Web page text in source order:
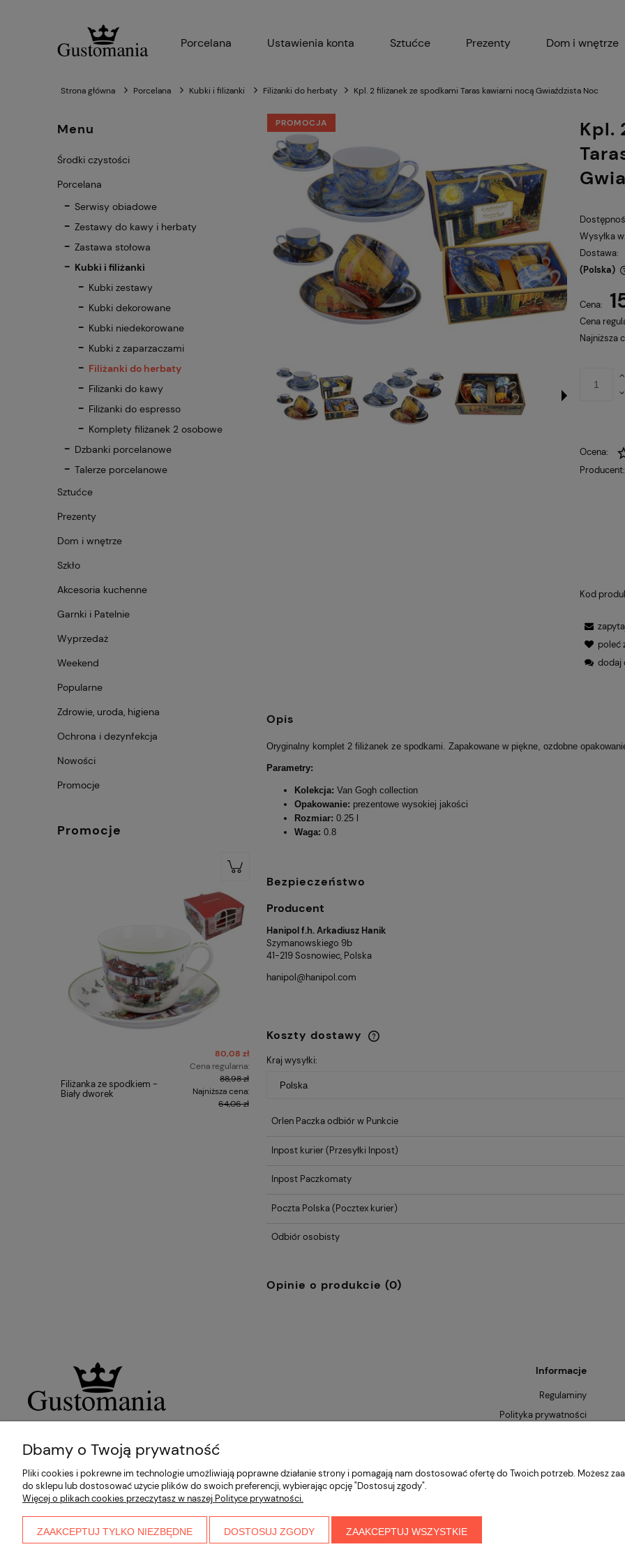
Porcelana Ustawienia konta Sztućce Prezenty Dom i wnętrze
Strona główna Porcelana Kubki i filiżanki Filiżanki do herbaty Kpl. 2 filiżanek ze spodkami Taras kawiarni nocą Gwiaździsta Noc
Menu
Środki czystości
Porcelana
Serwisy obiadowe
Zestawy do kawy i herbaty
Zastawa stołowa
Kubki i filiżanki
Kubki zestawy
Kubki dekorowane
Kubki niedekorowane
Kubki z zaparzaczami
Filiżanki do herbaty
Filiżanki do kawy
Filiżanki do espresso
Komplety filiżanek 2 osobowe
Dzbanki porcelanowe
Talerze porcelanowe
Sztućce
Prezenty
Dom i wnętrze
Szkło
Akcesoria kuchenne
Garnki i Patelnie
Wyprzedaż
Weekend
Popularne
Zdrowie, uroda, higiena
Ochrona i dezynfekcja
Nowości
Promocje
Promocje
Filiżanka ze spodkiem -
Biały dworek
80,08 zł
Cena regularna:
88,98 zł
Najniższa cena:
64,06 zł
Carmani Kubek Camio-
PROMOCJA
Kpl.
Wysyłka w:
Dostawa:
(Polska)
Cena nie zawiera ewentualnych kosztów
płatności
Cena:
Cena
Najniższa
Ocena:
Producent:
Kod
poleć
dodaj
Opis
Oryginalny komplet 2 filiżanek ze spodkami. Zapakowane w piękne, ozdobne
Parametry:
Kolekcja: Van Gogh collection
Opakowanie: prezentowe wysokiej jakości
Rozmiar: 0.25 l
Waga: 0.8
Bezpieczeństwo
Producent
Hanipol f.h. Arkadiusz Hanik
Szymanowskiego 9b
41-219 Sosnowiec, Polska
hanipol@hanipol.com
Koszty dostawy
Kraj wysyłki:
Orlen Paczka odbiór w Punkcie
Inpost kurier(Przesyłki Inpost)
Inpost Paczkomaty
Poczta Polska(Pocztex kurier)
Odbiór osobisty
Opinie o produkcie (0)
Informacje
Regulaminy
Polityka prywatności
Dbamy o Twoją prywatność
Pliki cookies i pokrewne im technologie umożliwiają poprawne działanie strony i pomagają nam dostosować ofertę do Twoich potrzeb. Możesz
do sklepu lub dostosować użycie plików do swoich preferencji, wybierając opcję "Dostosuj zgody".
Więcej o plikach cookies przeczytasz w naszej Polityce prywatności.
ZAAKCEPTUJ TYLKO NIEZBĘDNE DOSTOSUJ ZGODY ZAAKCEPTUJ WSZYSTKIE